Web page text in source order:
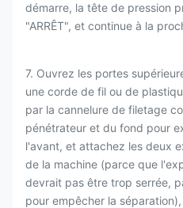
démarre, la tête de pression
"ARRÊT", et continue à la
7. Ouvrez les portes
une corde de fil ou de
par la cannelure de filetage
pénétrateur et du fond pour
l'avant, et attachez les deux
de la machine (parce que
devrait pas être trop serrée,
pour empêcher la